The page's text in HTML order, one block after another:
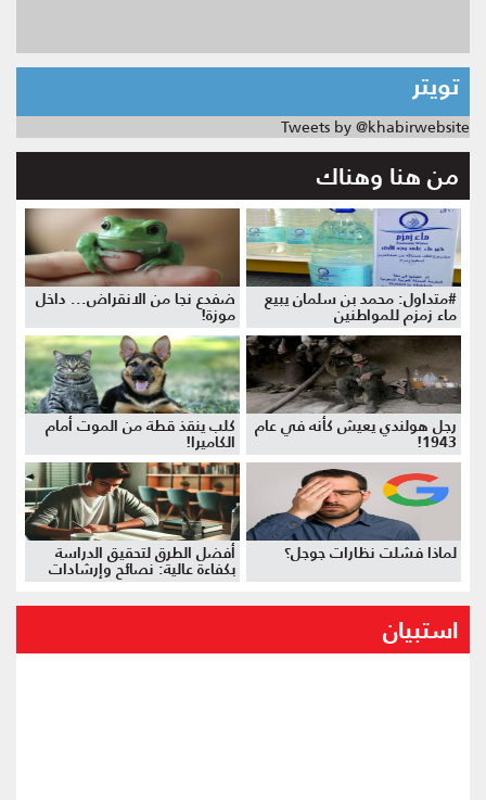
تويتر
Tweets by @khabirwebsite
من هنا وهناك
#متداول: محمد بن سلمان يبيع
ماء زمزم للمواطنين
ضفدع نجا من الانقراض... داخل
موزة!
رجل هولندي يعيش كأنه في عام
1943!
كلب ينقذ قطة من الموت أمام
الكاميرا!
لماذا فشلت نظارات جوجل؟ أفضل الطرق لتحقيق الدراسة
بكفاءة عالية: نصائح وإرشادات
استبيان